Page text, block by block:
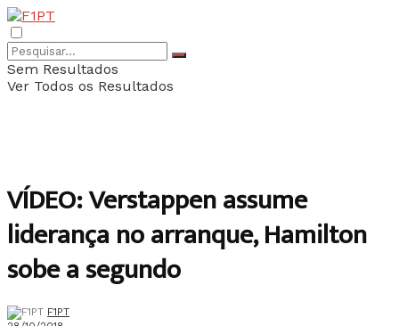
Sem Resultados
Ver Todos os Resultados
VÍDEO: Verstappen assume
liderança no arranque, Hamilton
sobe a segundo
F1PT